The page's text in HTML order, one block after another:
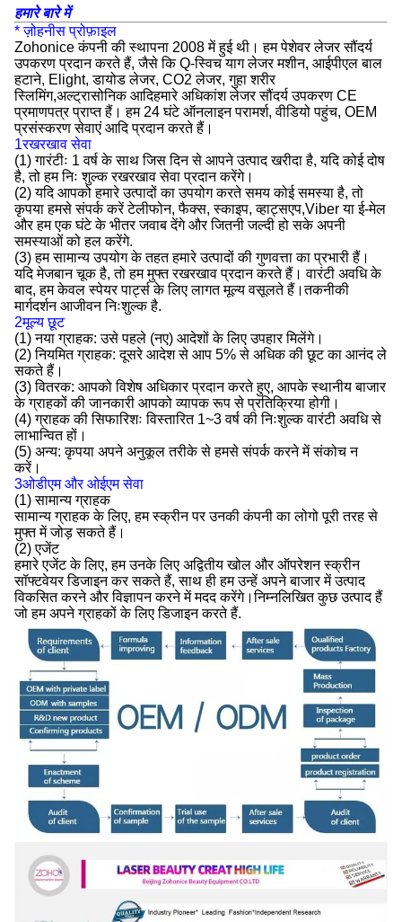
हमारे बारे में
* ज़ोहनीस प्रोफ़ाइल
Zohonice कंपनी की स्थापना 2008 में हुई थी। हम पेशेवर लेजर सौंदर्य
उपकरण प्रदान करते हैं, जैसे कि Q-स्विच याग लेजर मशीन, आईपीएल बाल
हटाने, Elight, डायोड लेजर, CO2 लेजर, गुहा शरीर
स्लिमिंग,अल्ट्रासोनिक आदिहमारे अधिकांश लेजर सौंदर्य उपकरण CE
प्रमाणपत्र प्राप्त हैं। हम 24 घंटे ऑनलाइन परामर्श, वीडियो पहुंच, OEM
प्रसंस्करण सेवाएं आदि प्रदान करते हैं।
1रखरखाव सेवा
(1) गारंटीः 1 वर्ष के साथ जिस दिन से आपने उत्पाद खरीदा है, यदि कोई दोष
है, तो हम निः शुल्क रखरखाव सेवा प्रदान करेंगे।
(2) यदि आपको हमारे उत्पादों का उपयोग करते समय कोई समस्या है, तो
कृपया हमसे संपर्क करें टेलीफोन, फैक्स, स्काइप, व्हाट्सएप,Viber या ई-मेल
और हम एक घंटे के भीतर जवाब देंगे और जितनी जल्दी हो सके अपनी
समस्याओं को हल करेंगे.
(3) हम सामान्य उपयोग के तहत हमारे उत्पादों की गुणवत्ता का प्रभारी हैं।
यदि मेजबान चूक है, तो हम मुफ्त रखरखाव प्रदान करते हैं। वारंटी अवधि के
बाद, हम केवल स्पेयर पार्ट्स के लिए लागत मूल्य वसूलते हैं।तकनीकी
मार्गदर्शन आजीवन निःशुल्क है.
2मूल्य छूट
(1) नया ग्राहक: उसे पहले (नए) आदेशों के लिए उपहार मिलेंगे।
(2) नियमित ग्राहक: दूसरे आदेश से आप 5% से अधिक की छूट का आनंद ले
सकते हैं।
(3) वितरक: आपको विशेष अधिकार प्रदान करते हुए, आपके स्थानीय बाजार
के ग्राहकों की जानकारी आपको व्यापक रूप से प्रतिक्रिया होगी।
(4) ग्राहक की सिफारिशः विस्तारित 1~3 वर्ष की निःशुल्क वारंटी अवधि से
लाभान्वित हों।
(5) अन्य: कृपया अपने अनुकूल तरीके से हमसे संपर्क करने में संकोच न
करें।
3ओडीएम और ओईएम सेवा
(1) सामान्य ग्राहक
सामान्य ग्राहक के लिए, हम स्क्रीन पर उनकी कंपनी का लोगो पूरी तरह से
मुफ्त में जोड़ सकते हैं।
(2) एजेंट
हमारे एजेंट के लिए, हम उनके लिए अद्वितीय खोल और ऑपरेशन स्क्रीन
सॉफ्टवेयर डिजाइन कर सकते हैं, साथ ही हम उन्हें अपने बाजार में उत्पाद
विकसित करने और विज्ञापन करने में मदद करेंगे।निम्नलिखित कुछ उत्पाद हैं
जो हम अपने ग्राहकों के लिए डिजाइन करते हैं.